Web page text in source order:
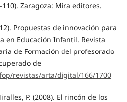
Zaragoza: Mira editores.
Propuestas de innovación para
en Educación Infantil. Revista
de Formación del profesorado
de
revistas/arta/digital/166/1700
P. (2008). El rincón de los